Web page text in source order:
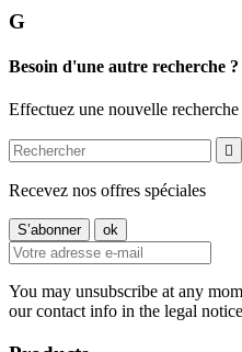
G
Besoin d'une autre recherche ?
Effectuez une nouvelle recherche

Recevez nos offres spéciales
You may unsubscribe at any
our contact info in the legal